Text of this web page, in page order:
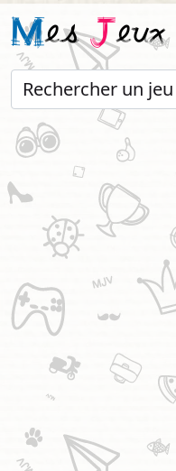
MesJeux